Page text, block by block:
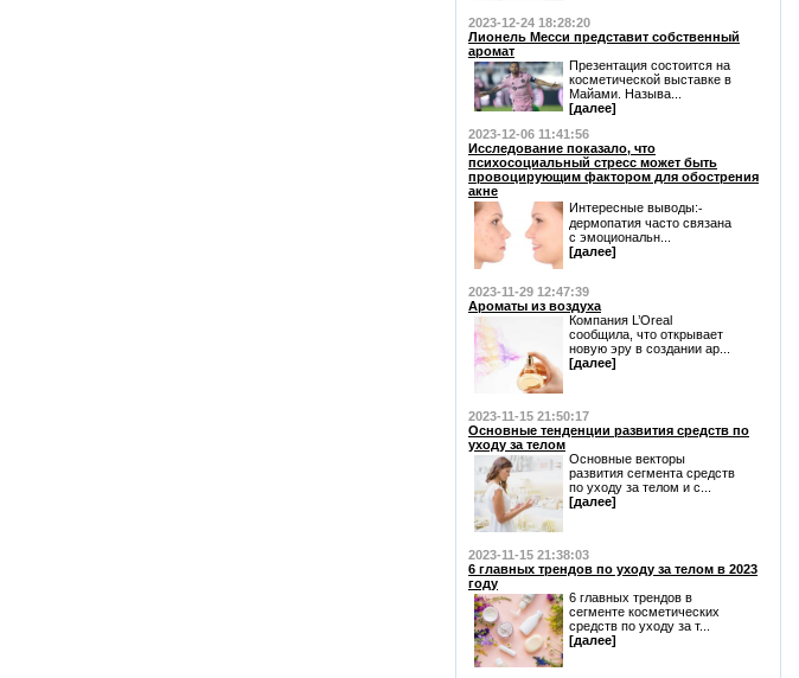
2023-12-24 18:28:20
Лионель Месси представит собственный
аромат
Презентация состоится на
косметической выставке в
Майами. Называ...
[далее]
2023-12-06 11:41:56
Исследование показало, что
психосоциальный стресс может быть
провоцирующим фактором для обострения
акне
Интересные выводы:⁃
дермопатия часто связана
с эмоциональн...
[далее]
2023-11-29 12:47:39
Ароматы из воздуха
Компания L’Oreal
сообщила, что открывает
новую эру в создании ар...
[далее]
2023-11-15 21:50:17
Основные тенденции развития средств по
уходу за телом
Основные векторы
развития сегмента средств
по уходу за телом и с...
[далее]
2023-11-15 21:38:03
6 главных трендов по уходу за телом в 2023
году
6 главных трендов в
сегменте косметических
средств по уходу за т...
[далее]